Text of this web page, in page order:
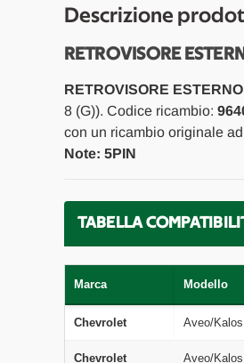
Descrizione
RETROVISORE
RETROVISORE
8 (G)). Codice ricambio:
con un ricambio originale
Note: 5PIN
TABELLA
Marca Modello
Chevrolet Aveo/
Chevrolet Aveo/